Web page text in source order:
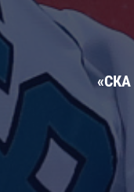
«СКА